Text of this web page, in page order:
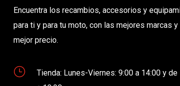
Encuentra los recambios, accesorios y
para ti y para tu moto, con las mejores marcas y
mejor precio.
}
Tienda: Lunes-Viernes: 9:00 a 14:00 y de